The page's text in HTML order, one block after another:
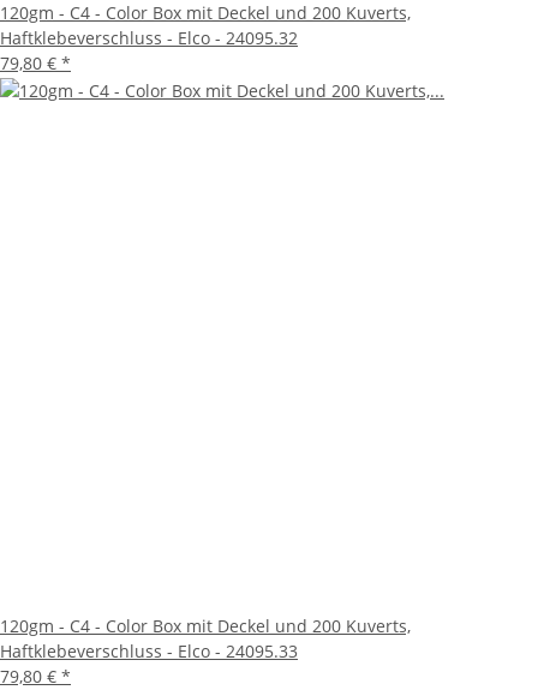
120gm - C4 - Color Box mit Deckel und 200 Kuverts,
Haftklebeverschluss - Elco - 24095.32
79,80 € *
120gm - C4 - Color Box mit Deckel und 200 Kuverts,
Haftklebeverschluss - Elco - 24095.33
79,80 € *